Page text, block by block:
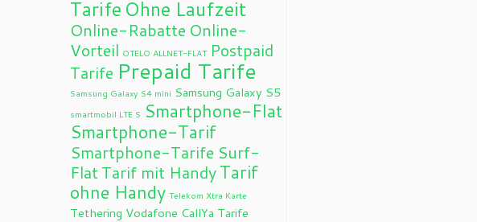
Tarife Ohne Laufzeit
Online-Rabatte Online-
Vorteil OTELO ALLNET-FLAT Postpaid
Tarife Prepaid Tarife
Samsung Galaxy S4 mini Samsung Galaxy S5
smartmobil LTE S Smartphone-Flat
Smartphone-Tarif
Smartphone-Tarife Surf-
FlatTarif mit HandyTarif
ohne Handy Telekom Xtra Karte
Tethering Vodafone CallYa Tarife